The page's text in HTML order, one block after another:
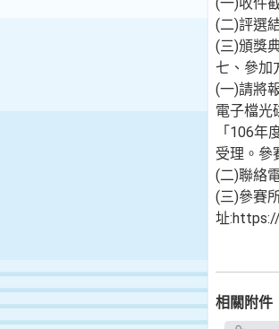
(二)評選
(三)頒獎
七、參加
(一)請將
電子檔光
「106
受理。參
(二)聯絡
(三)參賽
址
相關附件